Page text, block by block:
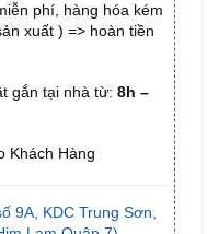
phí, hàng hóa kém
xuất ) => hoàn tiền
gắn tại nhà từ: 8h –
Khách Hàng
9A, KDC Trung Sơn,